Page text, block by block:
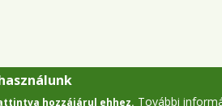
hozzájárul ehhez. További